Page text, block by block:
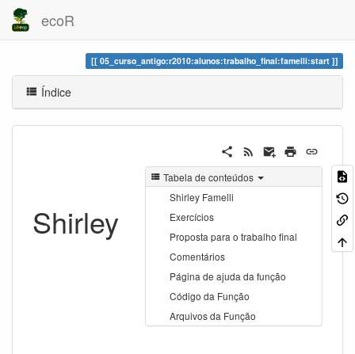
ecoR
05_curso_antigo:r2010:alunos:trabalho_final:famelli:start
Índice
Tabela de conteúdos
Shirley Famelli
Exercícios
Proposta para o trabalho final
Comentários
Página de ajuda da função
Código da Função
Arquivos da Função
Shirley